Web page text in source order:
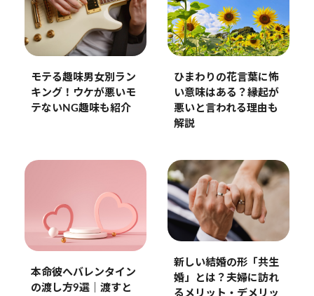
モテる趣味男女別ラン
キング！ウケが悪いモ
テないNG趣味も紹介
ひまわりの花言葉に怖
い意味はある？縁起が
悪いと言われる理由も
解説
本命彼へバレンタイン
の渡し方9選｜渡すと
新しい結婚の形「共生
婚」とは？夫婦に訪れ
るメリット・デメリッ